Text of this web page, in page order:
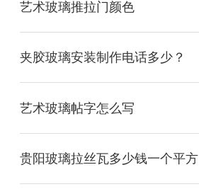
艺术玻璃推拉门颜色
夹胶玻璃安装制作电话多少？
艺术玻璃帖字怎么写
贵阳玻璃拉丝瓦多少钱一个平方